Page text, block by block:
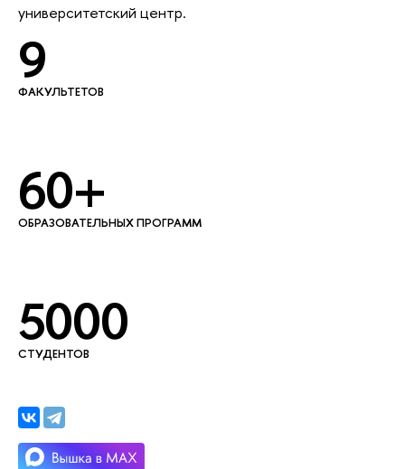
университетский центр.
9
ФАКУЛЬТЕТОВ
60+
ОБРАЗОВАТЕЛЬНЫХ ПРОГРАММ
5000
СТУДЕНТОВ